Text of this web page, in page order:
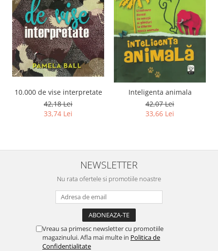
10.000 de vise interpretate
42,18 Lei
33,74 Lei
Inteligenta animala
42,07 Lei
33,66 Lei
NEWSLETTER
Nu rata ofertele si promotiile noastre
Vreau sa primesc newsletter cu promotiile
magazinului. Afla mai multe in Politica de
Confidentialitate